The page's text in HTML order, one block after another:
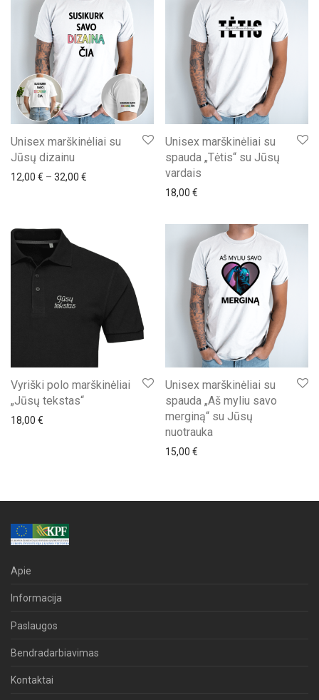
Unisex marškinėliai su
Jūsų dizainu
12,00 € – 32,00 € Price range: 12,00 € through 32,00 €
Unisex marškinėliai su
spauda „Tėtis“ su Jūsų
vardais
18,00 €
Vyriški polo marškinėliai
„Jūsų tekstas“
18,00 €
Unisex marškinėliai su
spauda „Aš myliu savo
merginą“ su Jūsų
nuotrauka
15,00 €
Apie
Informacija
Paslaugos
Bendradarbiavimas
Kontaktai